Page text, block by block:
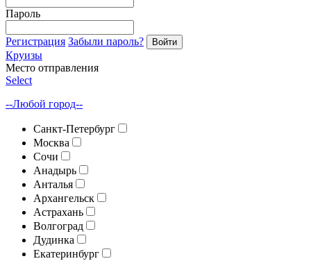
Пароль
Регистрация Забыли пароль? Войти
Круизы
Место отправления
Select
--Любой город--
Санкт-Петербург
Москва
Сочи
Анадырь
Анталья
Архангельск
Астрахань
Волгоград
Дудинка
Екатеринбург